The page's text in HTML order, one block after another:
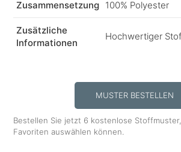
Zusammensetzung 100% Polyester
Zusätzliche
Informationen
Hochwertiger
MUSTER BESTELLEN
Bestellen Sie jetzt 6 kostenlose
Favoriten auswählen können.